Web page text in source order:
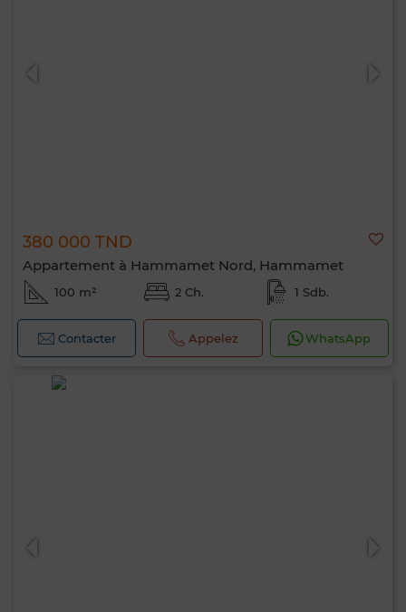
380 000 TND
Appartement à Hammamet Nord, Hammamet
100 m² 2 Ch. 1 Sdb.
Contacter Appelez WhatsApp